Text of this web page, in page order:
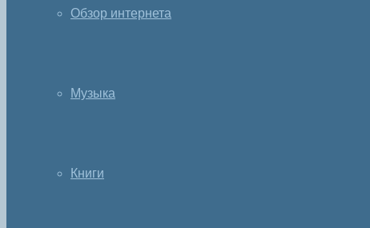
Обзор интернета
Музыка
Книги